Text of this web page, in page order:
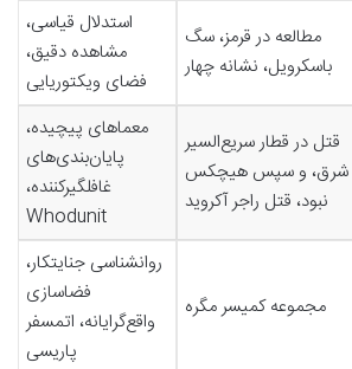
مطالعه در قرمز، سگ
باسکرویل، نشانه چهار
استدلال قیاسی،
مشاهده دقیق،
فضای ویکتوریایی
قتل در قطار سریع‌السیر
شرق، و سپس هیچکس
نبود، قتل راجر آکروید
معماهای پیچیده،
پایان‌بندی‌های
غافلگیرکننده،
Whodunit
مجموعه کمیسر مگره
روانشناسی جنایتکار،
فضاسازی
واقع‌گرایانه، اتمسفر
پاریسی